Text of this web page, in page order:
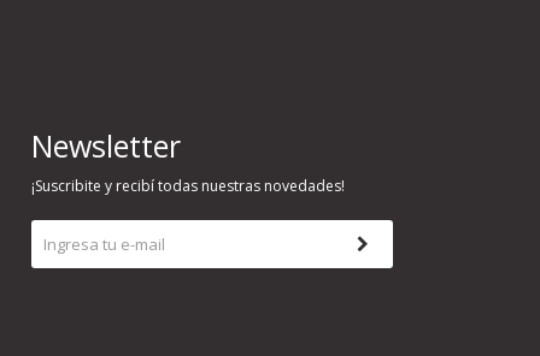
Newsletter
¡Suscribite y recibí todas nuestras novedades!